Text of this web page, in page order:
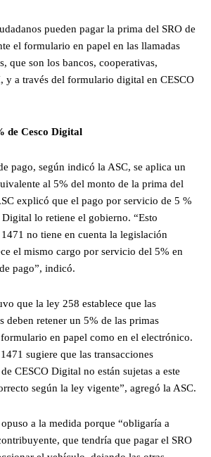
pueden pagar la prima del SRO de
el formulario en papel en las llamadas
que son los bancos, cooperativas,
y a través del formulario digital en CESCO
de Cesco Digital
pago, según indicó la ASC, se aplica un
al 5% del monto de la prima del
explicó que el pago por servicio de 5 %
Digital lo retiene el gobierno. “Esto
no tiene en cuenta la legislación
el mismo cargo por servicio del 5% en
pago”, indicó.
que la ley 258 establece que las
deben retener un 5% de las primas
en papel como en el electrónico.
sugiere que las transacciones
CESCO Digital no están sujetas a este
según la ley vigente”, agregó la ASC.
a la medida porque “obligaría a
que tendría que pagar el SRO